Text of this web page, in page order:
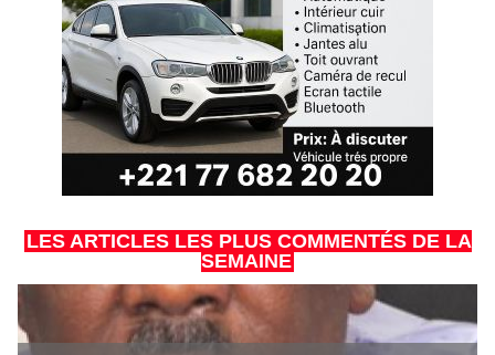
LES ARTICLES LES PLUS COMMENTÉS DE LA
SEMAINE